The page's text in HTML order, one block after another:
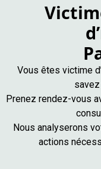
Vous êtes victime
Prenez rendez-vous
Nous analyserons
actions